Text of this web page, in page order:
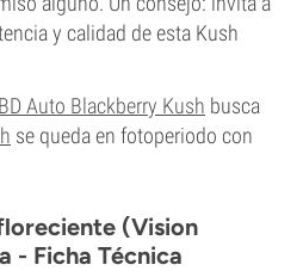
y calidad de esta Kush
Auto Blackberry Kush busca
se queda en fotoperiodo con
(Vision
- Ficha Técnica